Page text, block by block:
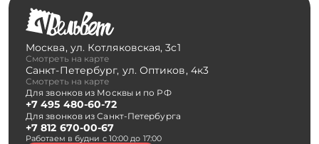
Москва, ул. Котляковская, 3с1
Смотреть на карте
Санкт-Петербург, ул. Оптиков, 4к3
Смотреть на карте
Для звонков из Москвы и по РФ
+7 495 480-60-72
Для звонков из Санкт-Петербурга
+7 812 670-00-67
Работаем в будни с 10:00 до 17:00